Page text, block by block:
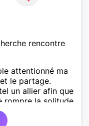
rencontre
attentionné ma
le partage.
un allier afin que
rompre la solitude